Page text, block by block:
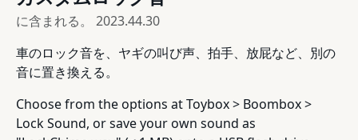
に含まれる。 2023.44.30
車のロック音を、ヤギの叫び声、拍手、放屁など、別の
音に置き換える。
Choose from the options at Toybox > Boombox >
Lock Sound, or save your own sound as